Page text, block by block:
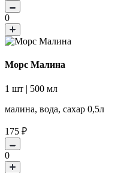
0
Морс Малина
1 шт | 500 мл
малина, вода, сахар 0,5л
175 ₽
0